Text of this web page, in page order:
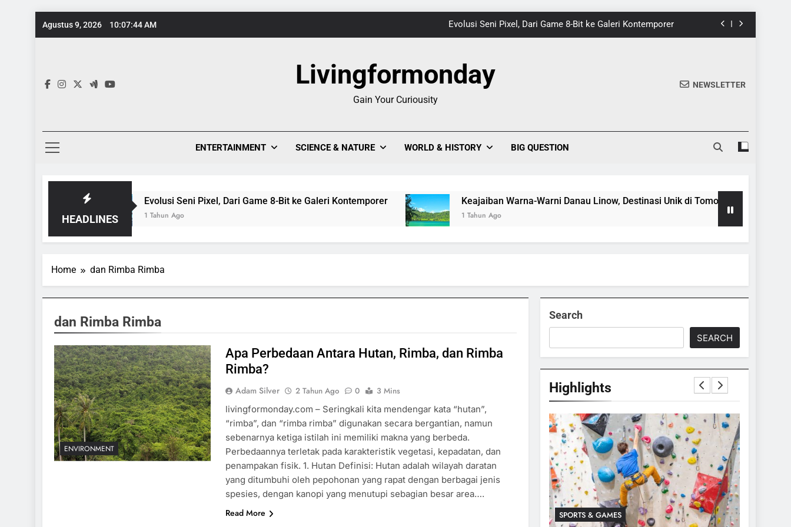
Agustus 9, 2026 10:07:45 AM Evolusi Seni Pixel, Dari Game 8-Bit ke Galeri Kontemporer
Keajaiban Warna-Warni Danau Linow, Destinasi Unik di Tomohon yang Wajib Dikunjungi
Livingformonday
Gain Your Curiousity
NEWSLETTER
ENTERTAINMENT SCIENCE & NATURE WORLD & HISTORY BIG QUESTION
HEADLINES
Evolusi Seni Pixel, Dari Game 8-Bit ke Galeri Kontemporer
1 Tahun Ago
Keajaiban Warna-Warni Danau Linow, Destinasi Unik di Tomohon yang Wajib
1 Tahun Ago
Home dan Rimba Rimba
dan Rimba Rimba
ENVIRONMENT
Apa Perbedaan Antara Hutan, Rimba, dan Rimba
Rimba?
Adam Silver 2 Tahun Ago 0
3 Mins
livingformonday.com – Seringkali kita mendengar kata “hutan”,
“rimba”, dan “rimba rimba” digunakan secara bergantian, namun
sebenarnya ketiga istilah ini memiliki makna yang berbeda.
Perbedaannya terletak pada karakteristik vegetasi, kepadatan, dan
penampakan fisik. 1. Hutan Definisi: Hutan adalah wilayah daratan
yang ditumbuhi oleh pepohonan yang rapat dengan berbagai jenis
spesies, dengan kanopi yang menutupi sebagian besar area….
Read More
Search
SEARCH
Highlights
SPORTS & GAMES SPORTS & GAMES